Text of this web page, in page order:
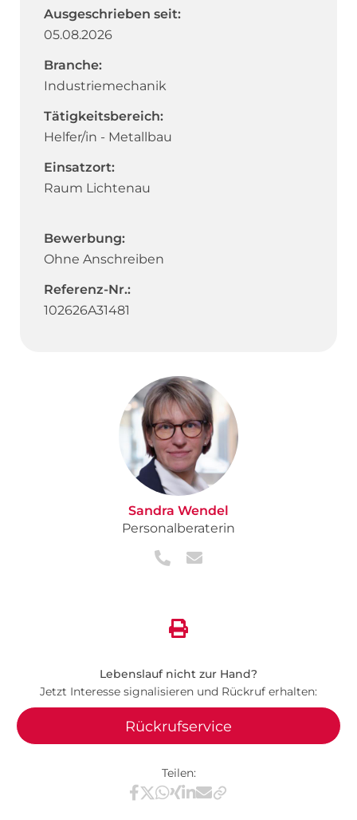
Ausgeschrieben seit:
05.08.2026
Branche:
Industriemechanik
Tätigkeitsbereich:
Helfer/in - Metallbau
Einsatzort:
Raum Lichtenau
Bewerbung:
Ohne Anschreiben
Referenz-Nr.:
102626A31481
Sandra Wendel
Personalberaterin
Lebenslauf nicht zur Hand?
Jetzt Interesse signalisieren und Rückruf erhalten:
Rückrufservice
Teilen:
Teilen via Facebook
Teilen via X / Twitter
Teilen via WhatsApp
Teilen via Xing
Teilen via LinkedIn
Teilen via E-Mail